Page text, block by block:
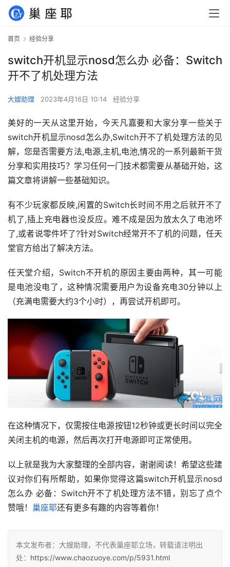
首页 经验分享
switch开机显示nosd怎么办 必备：Switch
开不了机处理方法
大嫂助理 2023年4月16日 10:14 经验分享
美好的一天从这里开始，今天凡嘉要和大家分享一些关于
switch开机显示nosd怎么办,Switch开不了机处理方法的见
解，您是否需要方法,电源,主机,电池,情况的一系列最新干货
分享和实用技巧？学习任何一门技术都需要从基础开始，这
篇文章将讲解一些基础知识。
有不少玩家都反映,闲置的Switch长时间不用之后就开不了
机了,插上充电器也没反应。难不成是因为放太久了电池坏
了,或者说零件坏了?针对Switch经常开不了机的问题，任天
堂官方给出了解决方法。
任天堂介绍，Switch不开机的原因主要由两种，其一可能
是电池没电了，这种情况需要用户为设备充电30分钟以上
（充满电需要大约3个小时），再尝试开机即可。
在这种情况下，仅需按住电源按钮12秒钟或更长时间以完全
关闭主机的电源，然后再次打开电源即可正常使用。
以上就是我为大家整理的全部内容，谢谢阅读！希望这些建
议对你们有所帮助，如果你觉得这篇switch开机显示nosd
怎么办 必备：Switch开不了机处理方法不错，别忘了点个
赞哦！ 巢座耶还有更多有趣的内容等着你！
本文发布者：大嫂助理，不代表巢座耶立场，转载请注明出
处： https://www.chaozuoye.com/p/5931.html